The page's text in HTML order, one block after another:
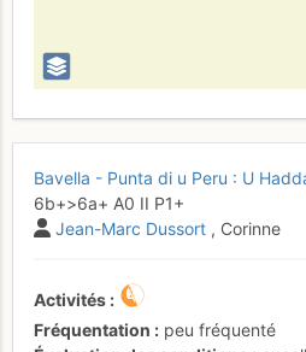
Bavella - Punta di u Peru : U
6b+>6a+ A0 II P1+
Jean-Marc Dussort , Corinne
Activités
Fréquentation
peu fréquenté